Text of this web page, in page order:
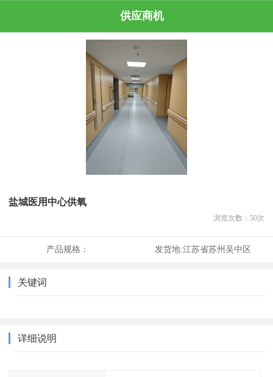
供应商机
盐城医用中心供氧
浏览次数： 50次
产品规格： 发货地:江苏省苏州吴中区
关键词
详细说明